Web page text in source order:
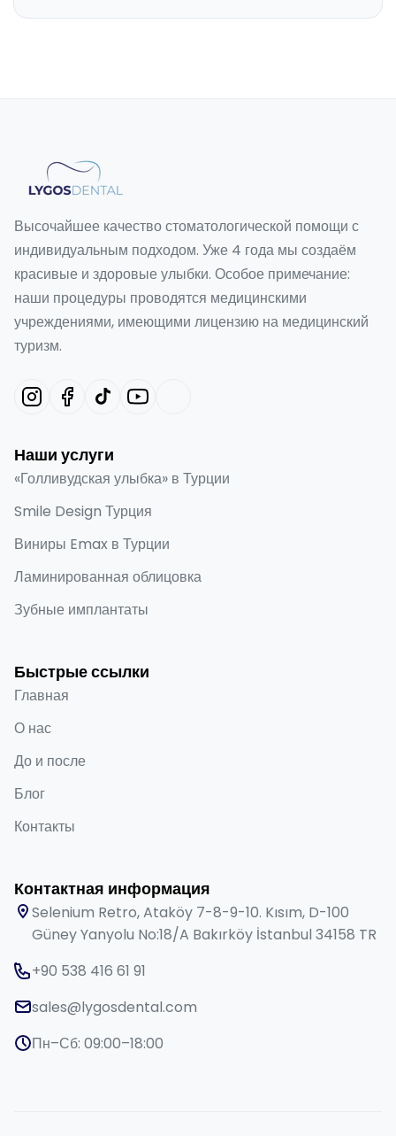
Высочайшее качество стоматологической помощи с
индивидуальным подходом. Уже 4 года мы создаём
красивые и здоровые улыбки. Особое примечание:
наши процедуры проводятся медицинскими
учреждениями, имеющими лицензию на медицинский
туризм.
Наши услуги
«Голливудская улыбка» в Турции
Smile Design Турция
Виниры Emax в Турции
Ламинированная облицовка
Зубные имплантаты
Быстрые ссылки
Главная
О нас
До и после
Блог
Контакты
Контактная информация
Selenium Retro, Ataköy 7-8-9-10. Kısım, D-100
Güney Yanyolu No:18/A Bakırköy İstanbul 34158 TR
+90 538 416 61 91
sales@lygosdental.com
Пн–Сб: 09:00–18:00